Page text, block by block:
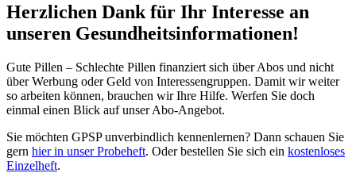
Herzlichen Dank für Ihr Interesse an
unseren Gesundheitsinformationen!
Gute Pillen – Schlechte Pillen finanziert sich über Abos und nicht
über Werbung oder Geld von Interessengruppen. Damit wir weiter
so arbeiten können, brauchen wir Ihre Hilfe. Werfen Sie doch
einmal einen Blick auf unser Abo-Angebot.
Sie möchten GPSP unverbindlich kennenlernen? Dann schauen Sie
gern hier in unser Probeheft. Oder bestellen Sie sich ein kostenloses
Einzelheft.